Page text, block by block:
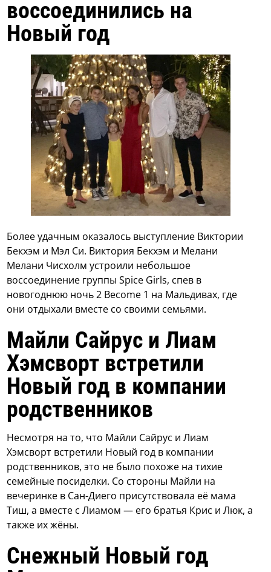
воссоединились на
Новый год
Более удачным оказалось выступление Виктории
Бекхэм и Мэл Си. Виктория Бекхэм и Мелани
Мелани Чисхолм устроили небольшое
воссоединение группы Spice Girls, спев в
новогоднюю ночь 2 Become 1 на Мальдивах, где
они отдыхали вместе со своими семьями.
Майли Сайрус и Лиам
Хэмсворт встретили
Новый год в компании
родственников
Несмотря на то, что Майли Сайрус и Лиам
Хэмсворт встретили Новый год в компании
родственников, это не было похоже на тихие
семейные посиделки. Со стороны Майли на
вечеринке в Сан-Диего присутствовала её мама
Тиш, а вместе с Лиамом — его братья Крис и Люк, а
также их жёны.
Снежный Новый год